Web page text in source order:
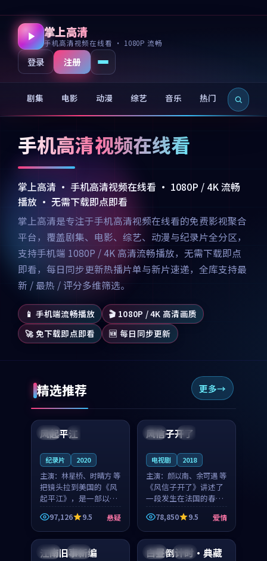
掌上高清
手机高清视频在线看 · 1080P 流畅
登录 注册
剧集 电影 动漫 综艺 音乐 热门 新片
手机高清视频在线看
掌上高清 · 手机高清视频在线看 · 1080P / 4K 流畅
播放 · 无需下载即点即看
掌上高清是专注于手机高清视频在线看的免费影视聚合
平台，覆盖剧集、电影、综艺、动漫与纪录片全分区，
支持手机端 1080P / 4K 高清流畅播放，无需下载即点
即看，每日同步更新热播片单与新片速递，全库支持最
新 / 最热 / 评分多维筛选。
📱 手机端流畅播放
🎬 1080P / 4K 高清画质
🚀 免下载即点即看
🆕 每日同步更新
精选推荐 更多
美国 完结
99:07
风起平江
纪录片 2020
主演： 林星桥、时晴方 等
把镜头拉到美国的《风
起平江》，是一部以时
光记忆为底色的悬疑作
品。林星桥和时晴方贡
献了2020年颇受关注的
合作演出，影片在情感
层次与现实质感之间
97,126 9.5 悬疑
法国 4K
99:21
风信子开了
电视剧 2018
主演： 颜以南、余可遇 等
《风信子开了》讲述了
一段发生在法国的春日
漫步故事。颜以南饰演
的主角与余可遇的角色
因一场意外卷入更深的
纠葛，爱情元素贯穿始
终，节奏稳健而富有张
78,850 9.5 爱情
日本 院线
江南旧事新编 中国 高分
白昼倒计时·典藏